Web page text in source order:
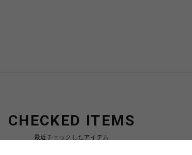
CHECKED ITEMS
最近チェックしたアイテム